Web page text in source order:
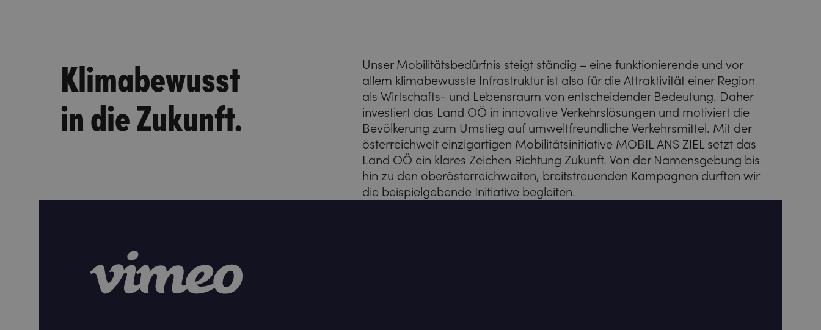
Klimabewusst
in die Zukunft.
Unser Mobilitätsbedürfnis steigt ständig – eine funktionierende und vor
allem klimabewusste Infrastruktur ist also für die Attraktivität einer Region
als Wirtschafts- und Lebensraum von entscheidender Bedeutung. Daher
investiert das Land OÖ in innovative Verkehrslösungen und motiviert die
Bevölkerung zum Umstieg auf umweltfreundliche Verkehrsmittel. Mit der
österreichweit einzigartigen Mobilitätsinitiative MOBIL ANS ZIEL setzt das
Land OÖ ein klares Zeichen Richtung Zukunft. Von der Namensgebung bis
hin zu den oberösterreichweiten, breitstreuenden Kampagnen durften wir
die beispielgebende Initiative begleiten.